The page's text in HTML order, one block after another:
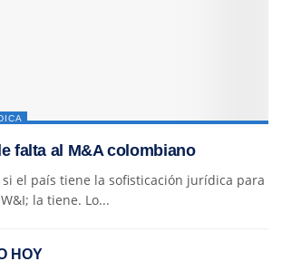
falta al M&A colombiano
el país tiene la sofisticación jurídica para
la tiene. Lo...
HOY